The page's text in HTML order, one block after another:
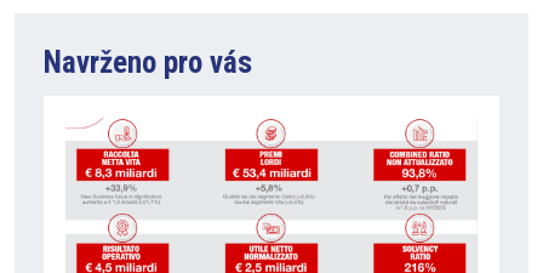
Navrženo pro vás